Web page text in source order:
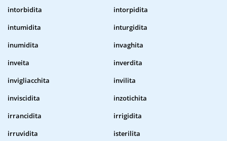
intorbidita
intorpidita
intumidita
inturgidita
inumidita
invaghita
inveita
inverdita
invigliacchita
invilita
inviscidita
inzotichita
irrancidita
irrigidita
irruvidita
isterilita